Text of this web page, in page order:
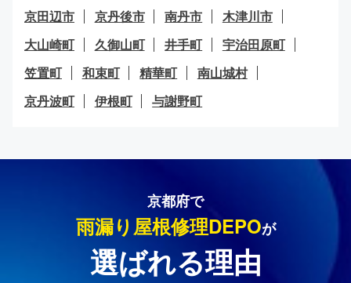
京田辺市
京丹後市 南丹市
木津川市
大山崎町
久御山町 井手町
宇治田原町
笠置町
和束町 精華町
南山城村
京丹波町
伊根町 与謝野町
京都府で
雨漏り屋根修理DEPOが
選ばれる理由